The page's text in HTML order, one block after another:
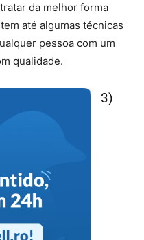
da melhor forma
até algumas técnicas
pessoa com um
qualidade.
3)